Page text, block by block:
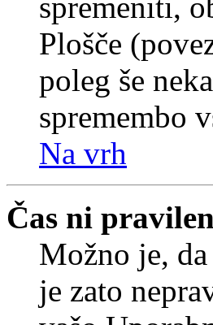
Plošče
poleg še
spremembo
Na vrh
Čas ni
Možno je,
je zato